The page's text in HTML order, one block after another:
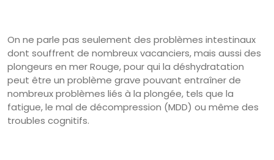
On ne parle pas seulement des problèmes intestinaux
dont souffrent de nombreux vacanciers, mais aussi des
plongeurs en mer Rouge, pour qui la déshydratation
peut être un problème grave pouvant entraîner de
nombreux problèmes liés à la plongée, tels que la
fatigue, le mal de décompression (MDD) ou même des
troubles cognitifs.